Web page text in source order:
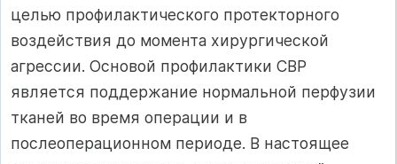
целью профилактического протекторного
воздействия до момента хирургической
агрессии. Основой профилактики СВР
является поддержание нормальной перфузии
тканей во время операции и в
послеоперационном периоде. В настоящее